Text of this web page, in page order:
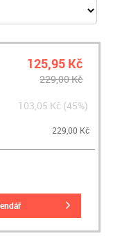
125,95 Kč
229,00 Kč
103,05 Kč (45%)
229,00 Kč